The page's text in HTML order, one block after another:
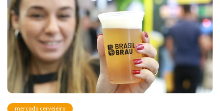
mercado cervejeiro